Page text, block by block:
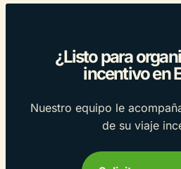
¿Listo para
incentivo en
Nuestro equipo le
de su viaje